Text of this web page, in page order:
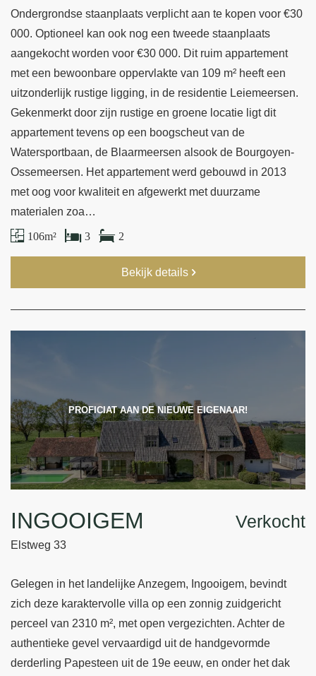
Ondergrondse staanplaats verplicht aan te kopen voor €30
000. Optioneel kan ook nog een tweede staanplaats
aangekocht worden voor €30 000. Dit ruim appartement
met een bewoonbare oppervlakte van 109 m² heeft een
uitzonderlijk rustige ligging, in de residentie Leiemeersen.
Gekenmerkt door zijn rustige en groene locatie ligt dit
appartement tevens op een boogscheut van de
Watersportbaan, de Blaarmeersen alsook de Bourgoyen-
Ossemeersen. Het appartement werd gebouwd in 2013
met oog voor kwaliteit en afgewerkt met duurzame
materialen zoa…
106 m² 3 2
Bekijk details
PROFICIAT AAN DE NIEUWE EIGENAAR!
INGOOIGEM
Elstweg 33
Verkocht
Gelegen in het landelijke Anzegem, Ingooigem, bevindt
zich deze karaktervolle villa op een zonnig zuidgericht
perceel van 2310 m², met open vergezichten. Achter de
authentieke gevel vervaardigd uit de handgevormde
derderling Papesteen uit de 19e eeuw, en onder het dak